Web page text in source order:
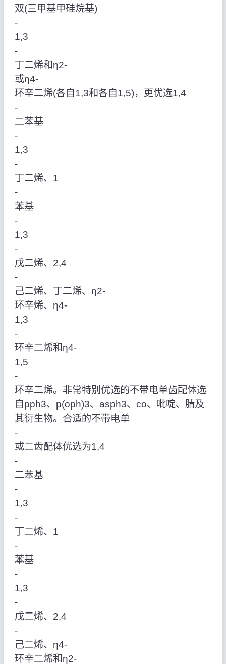
双(三甲基甲硅烷基)
‑
1,3
‑
丁二烯和η2‑
或η4‑
环辛二烯(各自1,3和各自1,5)，更优选1,4
‑
二苯基
‑
1,3
‑
丁二烯、1
‑
苯基
‑
1,3
‑
戊二烯、2,4
‑
己二烯、丁二烯、η2‑
环辛烯、η4‑
1,3
‑
环辛二烯和η4‑
1,5
‑
环辛二烯。非常特别优选的不带电单齿配体选
自pph3、p(oph)3、asph3、co、吡啶、腈及
其衍生物。合适的不带电单
‑
或二齿配体优选为1,4
‑
二苯基
‑
1,3
‑
丁二烯、1
‑
苯基
‑
1,3
‑
戊二烯、2,4
‑
己二烯、η4‑
环辛二烯和η2‑